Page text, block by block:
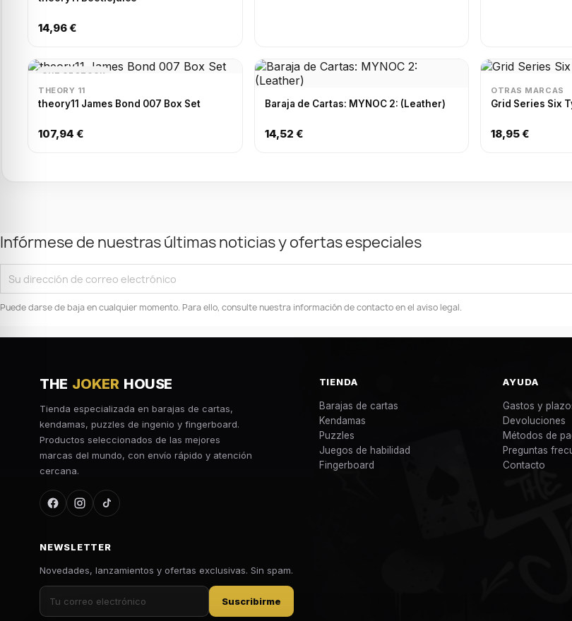
14,96 €
OUT OF STOCK
THEORY 11
theory11 James Bond 007 Box Set
107,94 €
Baraja de Cartas: MYNOC 2: (Leather)
14,52 €
OTRAS MARCAS
Grid Series Six
18,95 €
Infórmese de nuestras últimas noticias y ofertas especiales
Puede darse de baja en cualquier momento. Para ello, consulte nuestra información de contacto en el aviso legal.
THE JOKER HOUSE
Tienda especializada en barajas de cartas,
kendamas, puzzles de ingenio y fingerboard.
Productos seleccionados de las mejores
marcas del mundo, con envío rápido y atención
cercana.
TIENDA
Barajas de cartas
Kendamas
Puzzles
Juegos de habilidad
Fingerboard
AYUDA
Gastos y
Devoluciones
Métodos de
Preguntas
Contacto
NEWSLETTER
Novedades, lanzamientos y ofertas exclusivas. Sin spam.
Suscribirme